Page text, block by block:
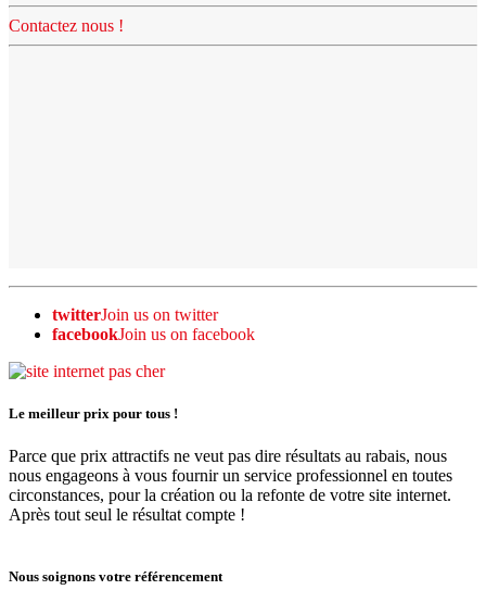
Contactez nous !
twitterJoin us on twitter
facebookJoin us on facebook
Le meilleur prix pour tous !
Parce que prix attractifs ne veut pas dire résultats au rabais, nous
nous engageons à vous fournir un service professionnel en toutes
circonstances, pour la création ou la refonte de votre site internet.
Après tout seul le résultat compte !
Nous soignons votre référencement